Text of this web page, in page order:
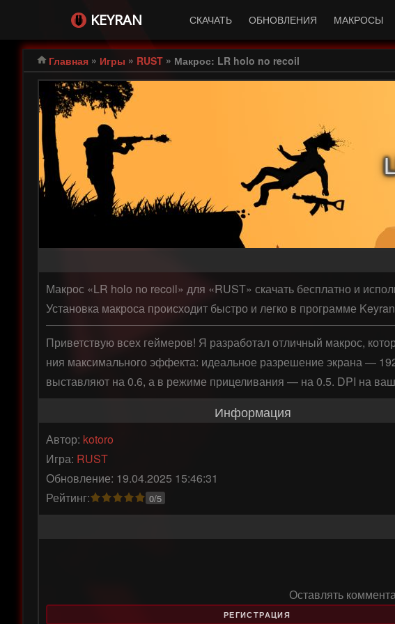
KEYRAN СКАЧАТЬ ОБНОВЛЕНИЯ МАКРОСЫ
Главная » Игры » RUST » Макрос: LR holo no recoil
Макрос «LR holo no recoil» для «RUST» скачать бесплатно и
Установка макроса происходит быстро и легко в программе
Приветствую всех геймеров! Я разработал отличный макрос,
ния максимального эффекта: идеальное разрешение экрана —
выставляют на 0.6, а в режиме прицеливания — на 0.5. DPI на
Информация
Автор: kotoro
Игра: RUST
Обновление: 19.04.2025 15:46:31
Рейтинг:
0/5
Оставлять
РЕГИСТРАЦИЯ